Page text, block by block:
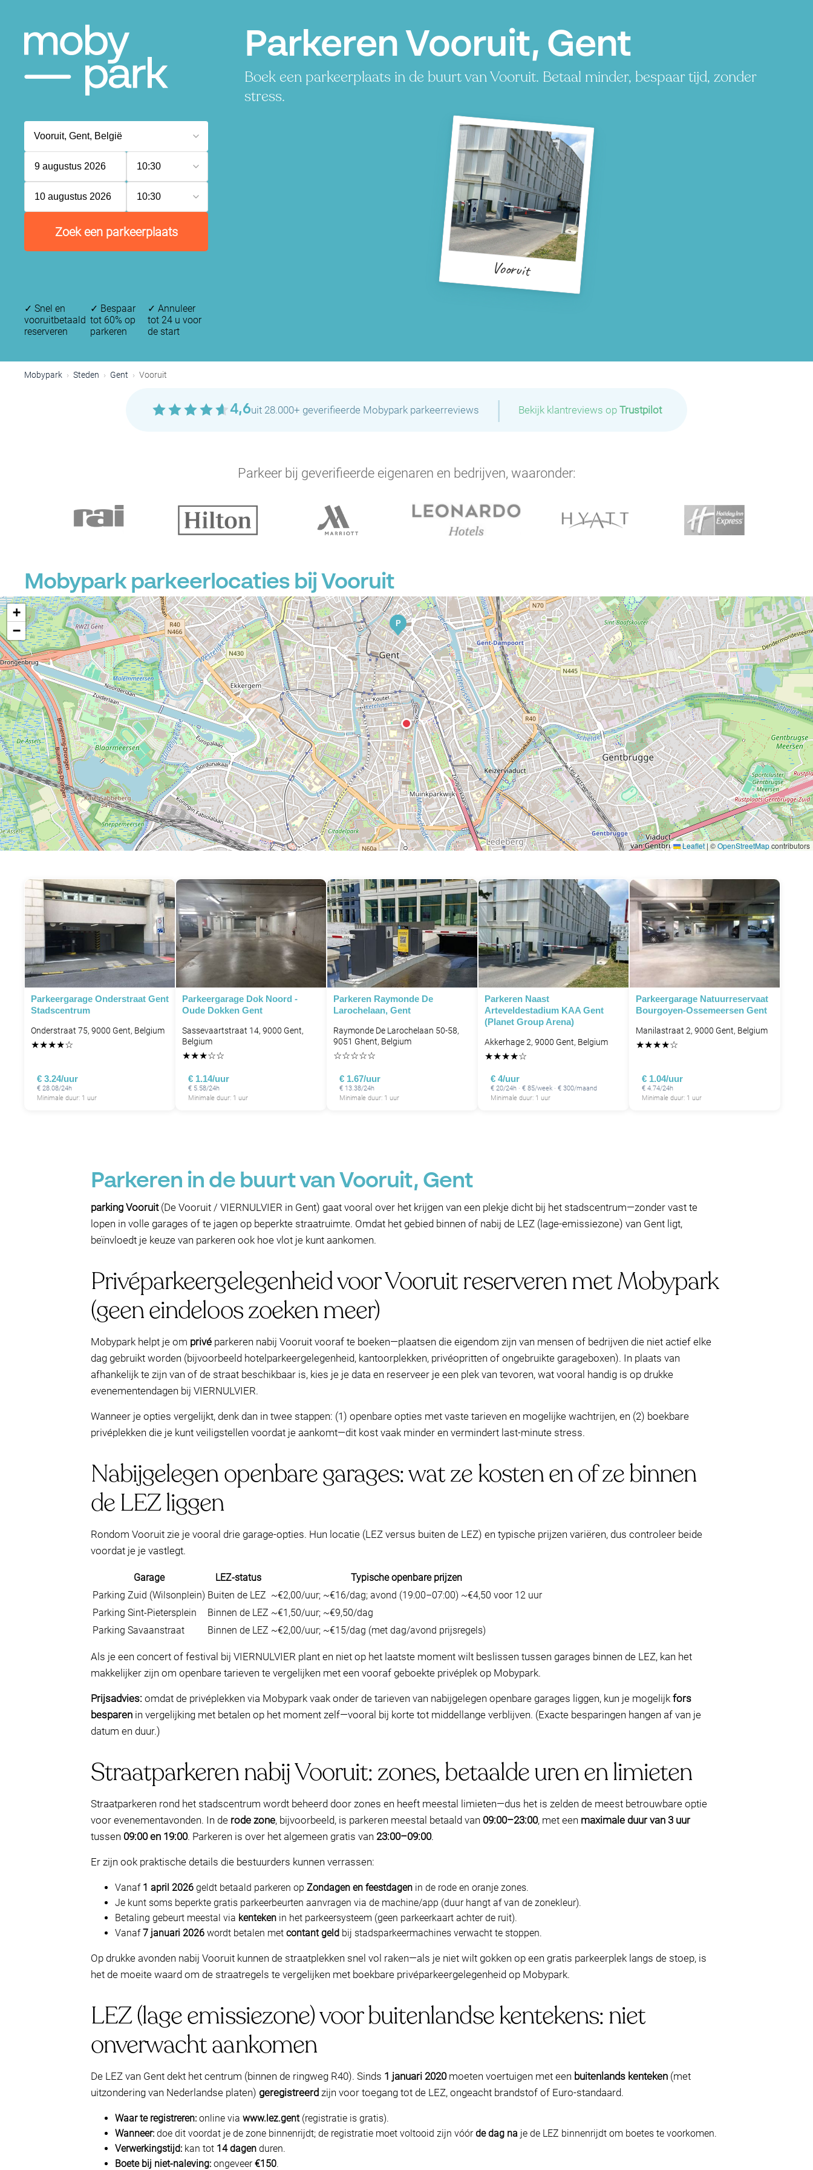
Parkeren Vooruit, Gent
Boek een parkeerplaats in de buurt van Vooruit. Betaal minder, bespaar tijd, zonder
stress.
9 augustus 2026 10:30
10 augustus 2026 10:30
Zoek een parkeerplaats
Vooruit
✓ Snel en
vooruitbetaald
reserveren
✓ Bespaar
tot 60% op
parkeren
✓ Annuleer
tot 24 u voor
de start
Mobypark Steden Gent Vooruit
4,6uit 28.000+ geverifieerde Mobypark parkeerreviews | Bekijk klantreviews op Trustpilot
Parkeer bij geverifieerde eigenaren en bedrijven, waaronder:
Mobypark parkeerlocaties bij Vooruit
P
P
+
−
Leaflet |©OpenStreetMapcontributors
Parkeergarage Onderstraat Gent
Stadscentrum
Onderstraat 75, 9000 Gent, Belgium
★★★★☆
€ 3.24/uur
€ 28.08/24h
Minimale duur: 1 uur
Parkeergarage Dok Noord -
Oude Dokken Gent
Sassevaartstraat 14, 9000 Gent,
Belgium
★★★☆☆
€ 1.14/uur
€ 5.58/24h
Minimale duur: 1 uur
Parkeren Raymonde De
Larochelaan, Gent
Raymonde De Larochelaan 50-58,
9051 Ghent, Belgium
☆☆☆☆☆
€ 1.67/uur
€ 13.38/24h
Minimale duur: 1 uur
Parkeren Naast
Arteveldestadium KAA Gent
(Planet Group Arena)
Akkerhage 2, 9000 Gent, Belgium
★★★★☆
€ 4/uur
€ 20/24h · € 85/week · € 300/maand
Minimale duur: 1 uur
Parkeergarage Natuurreservaat
Bourgoyen-Ossemeersen Gent
Manilastraat 2, 9000 Gent, Belgium
★★★★☆
€ 1.04/uur
€ 4.74/24h
Minimale duur: 1 uur
Parkeren in de buurt van Vooruit, Gent
parking Vooruit(De Vooruit / VIERNULVIER in Gent) gaat vooral over het krijgen van een plekje dicht bij het stadscentrum—zonder vast te
lopen in volle garages of te jagen op beperkte straatruimte. Omdat het gebied binnen of nabij de LEZ (lage-emissiezone) van Gent ligt,
beïnvloedt je keuze van parkeren ook hoe vlot je kunt aankomen.
Privéparkeergelegenheid voor Vooruit reserveren met Mobypark
(geen eindeloos zoeken meer)
Mobypark helpt je om privé parkeren nabij Vooruit vooraf te boeken—plaatsen die eigendom zijn van mensen of bedrijven die niet actief elke
dag gebruikt worden (bijvoorbeeld hotelparkeergelegenheid, kantoorplekken, privéopritten of ongebruikte garageboxen). In plaats van
afhankelijk te zijn van of de straat beschikbaar is, kies je je data en reserveer je een plek van tevoren, wat vooral handig is op drukke
evenementendagen bij VIERNULVIER.
Wanneer je opties vergelijkt, denk dan in twee stappen: (1) openbare opties met vaste tarieven en mogelijke wachtrijen, en (2) boekbare
privéplekken die je kunt veiligstellen voordat je aankomt—dit kost vaak minder en vermindert last-minute stress.
Nabijgelegen openbare garages: wat ze kosten en of ze binnen
de LEZ liggen
Rondom Vooruit zie je vooral drie garage-opties. Hun locatie (LEZ versus buiten de LEZ) en typische prijzen variëren, dus controleer beide
voordat je je vastlegt.
Garage LEZ-status
Typische openbare prijzen
Parking Zuid (Wilsonplein) Buiten de LEZ ~€2,00/uur; ~€16/dag; avond (19:00–07:00) ~€4,50 voor 12 uur
Parking Sint-Pietersplein
Binnen de LEZ ~€1,50/uur; ~€9,50/dag
Parking Savaanstraat
Binnen de LEZ ~€2,00/uur; ~€15/dag (met dag/avond prijsregels)
Als je een concert of festival bij VIERNULVIER plant en niet op het laatste moment wilt beslissen tussen garages binnen de LEZ, kan het
makkelijker zijn om openbare tarieven te vergelijken met een vooraf geboekte privéplek op Mobypark.
Prijsadvies: omdat de privéplekken via Mobypark vaak onder de tarieven van nabijgelegen openbare garages liggen, kun je mogelijk fors
besparen in vergelijking met betalen op het moment zelf—vooral bij korte tot middellange verblijven. (Exacte besparingen hangen af van je
datum en duur.)
Straatparkeren nabij Vooruit: zones, betaalde uren en limieten
Straatparkeren rond het stadscentrum wordt beheerd door zones en heeft meestal limieten—dus het is zelden de meest betrouwbare optie
voor evenementavonden. In de rode zone, bijvoorbeeld, is parkeren meestal betaald van 09:00–23:00, met een maximale duur van 3 uur
tussen 09:00 en 19:00. Parkeren is over het algemeen gratis van 23:00–09:00.
Er zijn ook praktische details die bestuurders kunnen verrassen:
Vanaf 1 april 2026 geldt betaald parkeren op Zondagen en feestdagen in de rode en oranje zones.
Je kunt soms beperkte gratis parkeerbeurten aanvragen via de machine/app (duur hangt af van de zonekleur).
Betaling gebeurt meestal via kenteken in het parkeersysteem (geen parkeerkaart achter de ruit).
Vanaf7 januari 2026 wordt betalen met contant geld bij stadsparkeermachines verwacht te stoppen.
Op drukke avonden nabij Vooruit kunnen de straatplekken snel vol raken—als je niet wilt gokken op een gratis parkeerplek langs de stoep, is
het de moeite waard om de straatregels te vergelijken met boekbare privéparkeergelegenheid op Mobypark.
LEZ (lage emissiezone) voor buitenlandse kentekens: niet
onverwacht aankomen
De LEZ van Gent dekt het centrum (binnen de ringweg R40). Sinds 1 januari 2020moeten voertuigen met een buitenlands kenteken (met
uitzondering van Nederlandse platen) geregistreerd zijn voor toegang tot de LEZ, ongeacht brandstof of Euro-standaard.
Waar te registreren: online via www.lez.gent(registratie is gratis).
Wanneer: doe dit voordat je de zone binnenrijdt; de registratie moet voltooid zijn vóórde dag na je de LEZ binnenrijdt om boetes te voorkomen.
Verwerkingstijd: kan tot 14 dagen duren.
Boete bij niet-naleving: ongeveer€150.